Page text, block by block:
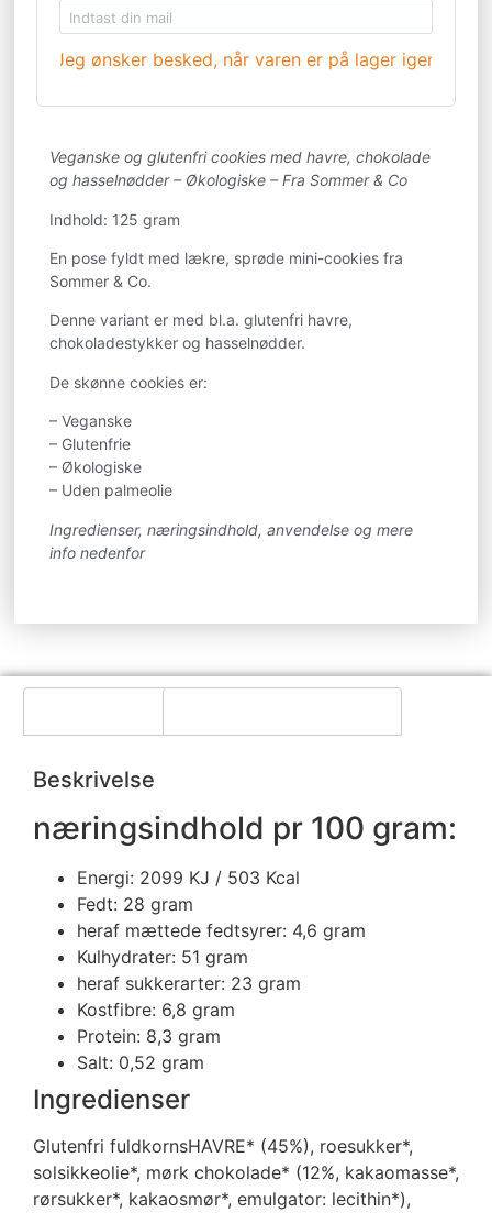
Jeg ønsker besked, når varen er på lager igen >
Veganske og glutenfri cookies med havre, chokolade
og hasselnødder – Økologiske – Fra Sommer & Co
Indhold: 125 gram
En pose fyldt med lækre, sprøde mini-cookies fra
Sommer & Co.
Denne variant er med bl.a. glutenfri havre,
chokoladestykker og hasselnødder.
De skønne cookies er:
– Veganske
– Glutenfrie
– Økologiske
– Uden palmeolie
Ingredienser, næringsindhold, anvendelse og mere
info nedenfor
Beskrivelse
næringsindhold pr 100 gram:
Energi: 2099 KJ / 503 Kcal
Fedt: 28 gram
heraf mættede fedtsyrer: 4,6 gram
Kulhydrater: 51 gram
heraf sukkerarter: 23 gram
Kostfibre: 6,8 gram
Protein: 8,3 gram
Salt: 0,52 gram
Ingredienser
Glutenfri fuldkornsHAVRE* (45%), roesukker*,
solsikkeolie*, mørk chokolade* (12%, kakaomasse*,
rørsukker*, kakaosmør*, emulgator: lecithin*),